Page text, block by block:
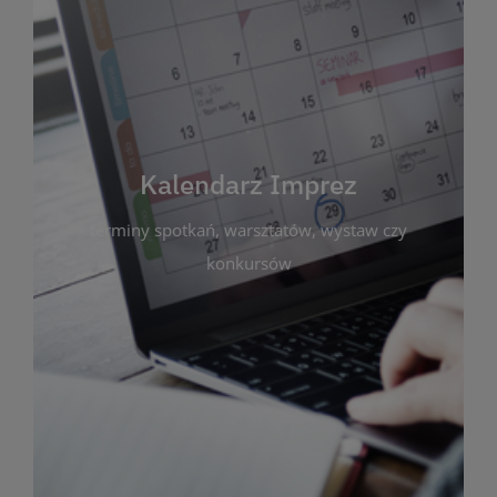
Kalendarz Imprez
terminy spotkań, warsztatów, wystaw czy
konkursów
Kalendarz Imprez
Zakładka ta gromadzi wszystkie planowane
wydarzenia kulturalne i edukacyjne organizowane
przez bibliotekę. Możesz tu sprawdzić terminy
spotkań, warsztatów, wystaw czy konkursów.
Dzięki przejrzystemu kalendarzowi łatwo
zaplanujesz udział w interesujących Cię
wydarzeniach. Aktualizujemy harmonogram na
bieżąco, by zawsze był zgodny z planem pracy
biblioteki. Zapraszamy do śledzenia i uczestnictwa
w życiu kulturalnym miasta!
WIĘCEJ